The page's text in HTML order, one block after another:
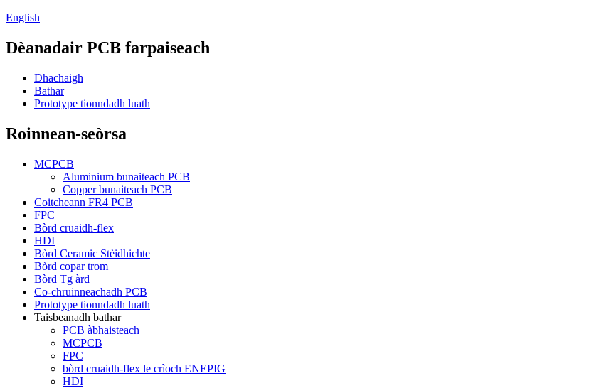
English
Dèanadair PCB farpaiseach
Dhachaigh
Bathar
Prototype tionndadh luath
Roinnean-seòrsa
MCPCB
Aluminium bunaiteach PCB
Copper bunaiteach PCB
Coitcheann FR4 PCB
FPC
Bòrd cruaidh-flex
HDI
Bòrd Ceramic Stèidhichte
Bòrd copar trom
Bòrd Tg àrd
Co-chruinneachadh PCB
Prototype tionndadh luath
Taisbeanadh bathar
PCB àbhaisteach
MCPCB
FPC
bòrd cruaidh-flex le crìoch ENEPIG
HDI